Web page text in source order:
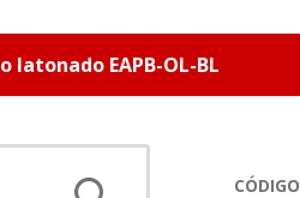
EAPB-OL-BL
CÓDIGO